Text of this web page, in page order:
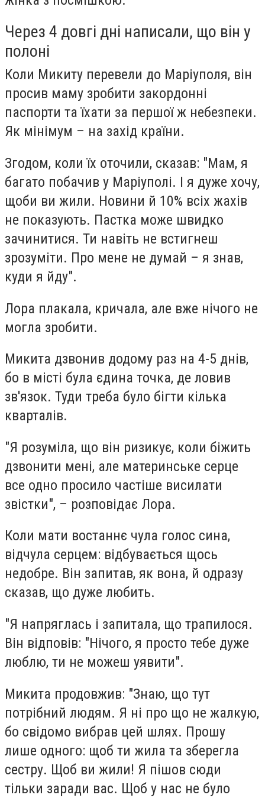
Через 4 довгі дні написали, що він у
полоні
Коли Микиту перевели до Маріуполя, він
просив маму зробити закордонні
паспорти та їхати за першої ж небезпеки.
Як мінімум – на захід країни.
Згодом, коли їх оточили, сказав: "Мам, я
багато побачив у Маріуполі. І я дуже хочу,
щоби ви жили. Новини й 10% всіх жахів
не показують. Пастка може швидко
зачинитися. Ти навіть не встигнеш
зрозуміти. Про мене не думай – я знав,
куди я йду".
Лора плакала, кричала, але вже нічого не
могла зробити.
Микита дзвонив додому раз на 4-5 днів,
бо в місті була єдина точка, де ловив
зв'язок. Туди треба було бігти кілька
кварталів.
"Я розуміла, що він ризикує, коли біжить
дзвонити мені, але материнське серце
все одно просило частіше висилати
звістки", – розповідає Лора.
Коли мати востаннє чула голос сина,
відчула серцем: відбувається щось
недобре. Він запитав, як вона, й одразу
сказав, що дуже любить.
"Я напряглась і запитала, що трапилося.
Він відповів: "Нічого, я просто тебе дуже
люблю, ти не можеш уявити".
Микита продовжив: "Знаю, що тут
потрібний людям. Я ні про що не жалкую,
бо свідомо вибрав цей шлях. Прошу
лише одного: щоб ти жила та зберегла
сестру. Щоб ви жили! Я пішов сюди
тільки заради вас. Щоб у нас не було